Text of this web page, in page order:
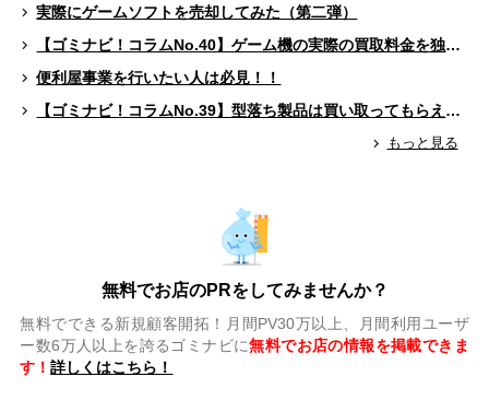
実際にゲームソフトを売却してみた（第二弾）
【ゴミナビ！コラムNo.40】ゲーム機の実際の買取料金を独自調査！！
便利屋事業を行いたい人は必見！！
【ゴミナビ！コラムNo.39】型落ち製品は買い取ってもらえる？（ゲームソフト編）
もっと見る
無料でお店のPRをしてみませんか？
無料でできる新規顧客開拓！月間PV30万以上、月間利用ユーザ
ー数6万人以上を誇るゴミナビに無料でお店の情報を掲載できま
す！詳しくはこちら！